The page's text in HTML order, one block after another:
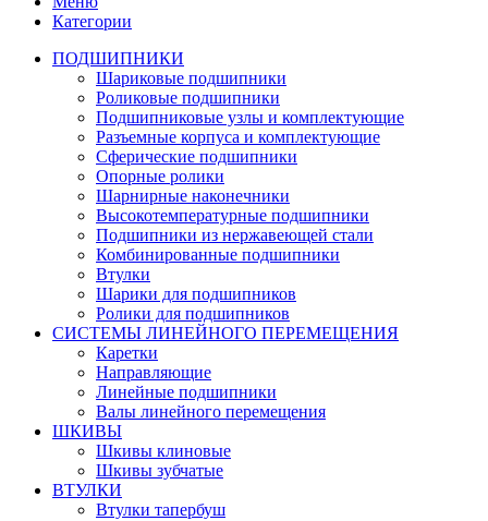
Категории
ПОДШИПНИКИ
Шариковые подшипники
Роликовые подшипники
Подшипниковые узлы и комплектующие
Разъемные корпуса и комплектующие
Сферические подшипники
Опорные ролики
Шарнирные наконечники
Высокотемпературные подшипники
Подшипники из нержавеющей стали
Комбинированные подшипники
Втулки
Шарики для подшипников
Ролики для подшипников
СИСТЕМЫ ЛИНЕЙНОГО ПЕРЕМЕЩЕНИЯ
Каретки
Направляющие
Линейные подшипники
Валы линейного перемещения
ШКИВЫ
Шкивы клиновые
Шкивы зубчатые
ВТУЛКИ
Втулки тапербуш